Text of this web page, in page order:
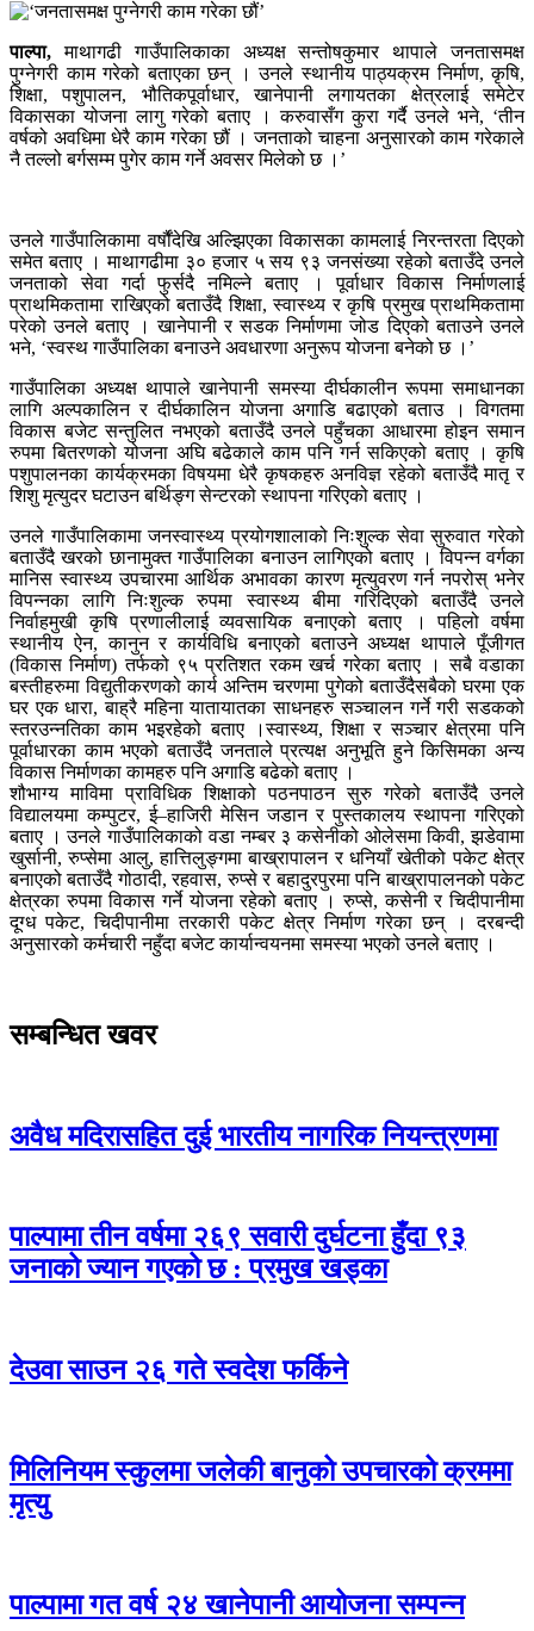
पाल्पा, माथागढी गाउँपालिकाका अध्यक्ष सन्तोषकुमार थापाले जनतासमक्ष
पुग्नेगरी काम गरेको बताएका छन् । उनले स्थानीय पाठ्यक्रम निर्माण, कृषि,
शिक्षा, पशुपालन, भौतिकपूर्वाधार, खानेपानी लगायतका क्षेत्रलाई समेटेर
विकासका योजना लागु गरेको बताए । करुवासँग कुरा गर्दै उनले भने, ‘तीन
वर्षको अवधिमा धेरै काम गरेका छौं । जनताको चाहना अनुसारको काम गरेकाले
नै तल्लो बर्गसम्म पुगेर काम गर्ने अवसर मिलेको छ ।’
उनले गाउँपालिकामा वर्षौंदेखि अल्झिएका विकासका कामलाई निरन्तरता दिएको
समेत बताए । माथागढीमा ३० हजार ५ सय ९३ जनसंख्या रहेको बताउँदे उनले
जनताको सेवा गर्दा फुर्सदै नमिल्ने बताए । पूर्वाधार विकास निर्माणलाई
प्राथमिकतामा राखिएको बताउँदै शिक्षा, स्वास्थ्य र कृषि प्रमुख प्राथमिकतामा
परेको उनले बताए । खानेपानी र सडक निर्माणमा जोड दिएको बताउने उनले
भने, ‘स्वस्थ गाउँपालिका बनाउने अवधारणा अनुरूप योजना बनेको छ ।’
गाउँपालिका अध्यक्ष थापाले खानेपानी समस्या दीर्घकालीन रूपमा समाधानका
लागि अल्पकालिन र दीर्घकालिन योजना अगाडि बढाएको बताउ । विगतमा
विकास बजेट सन्तुलित नभएको बताउँदै उनले पहुँचका आधारमा होइन समान
रुपमा बितरणको योजना अघि बढेकाले काम पनि गर्न सकिएको बताए । कृषि
पशुपालनका कार्यक्रमका विषयमा धेरै कृषकहरु अनविज्ञ रहेको बताउँदै मातृ र
शिशु मृत्युदर घटाउन बर्थिङ्ग सेन्टरको स्थापना गरिएको बताए ।
उनले गाउँपालिकामा जनस्वास्थ्य प्रयोगशालाको निःशुल्क सेवा सुरुवात गरेको
बताउँदै खरको छानामुक्त गाउँपालिका बनाउन लागिएको बताए । विपन्न वर्गका
मानिस स्वास्थ्य उपचारमा आर्थिक अभावका कारण मृत्युवरण गर्न नपरोस् भनेर
विपन्नका लागि निःशुल्क रुपमा स्वास्थ्य बीमा गरिदिएको बताउँदै उनले
निर्वाहमुखी कृषि प्रणालीलाई व्यवसायिक बनाएको बताए । पहिलो वर्षमा
स्थानीय ऐन, कानुन र कार्यविधि बनाएको बताउने अध्यक्ष थापाले पूँजीगत
(विकास निर्माण) तर्फको ९५ प्रतिशत रकम खर्च गरेका बताए । सबै वडाका
बस्तीहरुमा विद्युतीकरणको कार्य अन्तिम चरणमा पुगेको बताउँदैसबैको घरमा एक
घर एक धारा, बाह्रै महिना यातायातका साधनहरु सञ्चालन गर्ने गरी सडकको
स्तरउन्नतिका काम भइरहेको बताए ।स्वास्थ्य, शिक्षा र सञ्चार क्षेत्रमा पनि
पूर्वाधारका काम भएको बताउँदै जनताले प्रत्यक्ष अनुभूति हुने किसिमका अन्य
विकास निर्माणका कामहरु पनि अगाडि बढेको बताए ।
शौभाग्य माविमा प्राविधिक शिक्षाको पठनपाठन सुरु गरेको बताउँदै उनले
विद्यालयमा कम्पुटर, ई–हाजिरी मेसिन जडान र पुस्तकालय स्थापना गरिएको
बताए । उनले गाउँपालिकाको वडा नम्बर ३ कसेनीको ओलेसमा किवी, झडेवामा
खुर्सानी, रुप्सेमा आलु, हात्तिलुङ्गमा बाख्रापालन र धनियाँ खेतीको पकेट क्षेत्र
बनाएको बताउँदै गोठादी, रहवास, रुप्से र बहादुरपुरमा पनि बाख्रापालनको पकेट
क्षेत्रका रुपमा विकास गर्ने योजना रहेको बताए । रुप्से, कसेनी र चिदीपानीमा
दूग्ध पकेट, चिदीपानीमा तरकारी पकेट क्षेत्र निर्माण गरेका छन् । दरबन्दी
अनुसारको कर्मचारी नहुँदा बजेट कार्यान्वयनमा समस्या भएको उनले बताए ।
सम्बन्धित खवर
अवैध मदिरासहित दुई भारतीय नागरिक नियन्त्रणमा
पाल्पामा तीन वर्षमा २६९ सवारी दुर्घटना हुँदा ९३
जनाको ज्यान गएको छ : प्रमुख खड्का
देउवा साउन २६ गते स्वदेश फर्किने
मिलिनियम स्कुलमा जलेकी बानुको उपचारको क्रममा
मृत्यु
पाल्पामा गत वर्ष २४ खानेपानी आयोजना सम्पन्न